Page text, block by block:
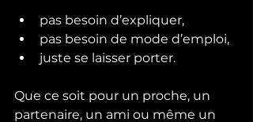
pas besoin d’expliquer,
pas besoin de mode d’emploi,
juste se laisser porter.
Que ce soit pour un proche, un
partenaire, un ami ou même un